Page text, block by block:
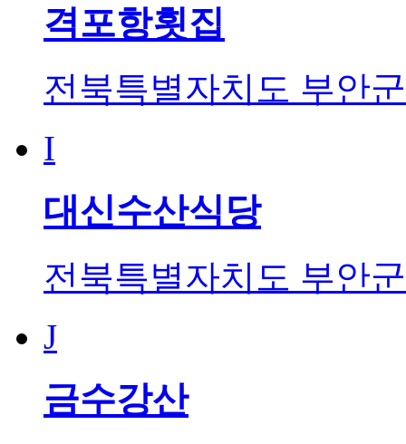
격포항횟집
전북특별자치도 부안
I
대신수산식당
전북특별자치도 부안
J
금수강산